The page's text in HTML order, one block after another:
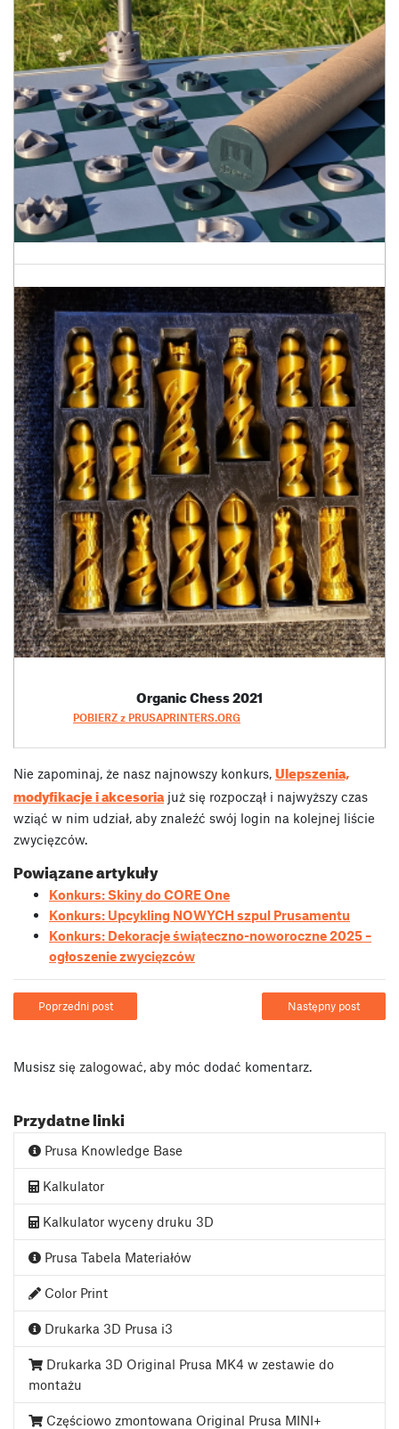
Organic Chess 2021
POBIERZ z PRUSAPRINTERS.ORG
Nie zapominaj, że nasz najnowszy konkurs, Ulepszenia,
modyfikacje i akcesoriajuż się rozpoczął i najwyższy czas
wziąć w nim udział, aby znaleźć swój login na kolejnej liście
zwycięzców.
Powiązane artykuły
Konkurs: Skiny do CORE One
Konkurs: Upcykling NOWYCH szpul Prusamentu
Konkurs: Dekoracje świąteczno-noworoczne 2025 –
ogłoszenie zwycięzców
Poprzedni post Następny post
Musisz się zalogować, aby móc dodać komentarz.
Przydatne linki
Prusa Knowledge Base
Kalkulator
Kalkulator wyceny druku 3D
Prusa Tabela Materiałów
Color Print
Drukarka 3D Prusa i3
Drukarka 3D Original Prusa MK4 w zestawie do
montażu
Częściowo zmontowana Original Prusa MINI+